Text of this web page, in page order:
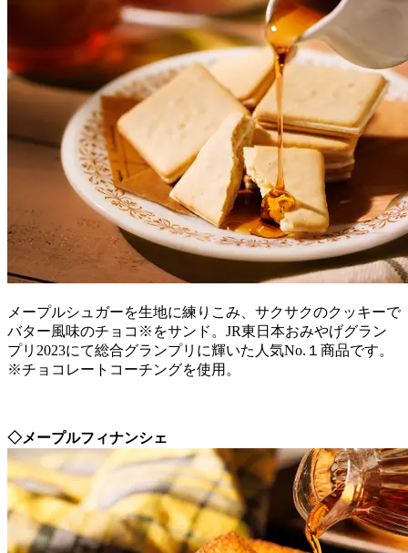
メープルシュガーを生地に練りこみ、サクサクのクッキーで
バター風味のチョコ※をサンド。JR東日本おみやげグラン
プリ2023にて総合グランプリに輝いた人気No.１商品です。
※チョコレートコーチングを使用。
◇メープルフィナンシェ